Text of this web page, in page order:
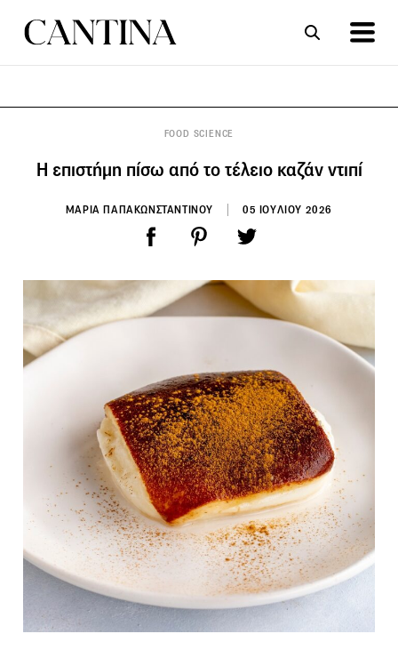
FOOD SCIENCE
Η επιστήμη πίσω από το τέλειο καζάν ντιπί
ΜΑΡΙΑ ΠΑΠΑΚΩΝΣΤΑΝΤΙΝΟΥ 05 ΙΟΥΛΙΟΥ 2026